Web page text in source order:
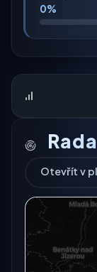
0%
Otevřít v
Radarový